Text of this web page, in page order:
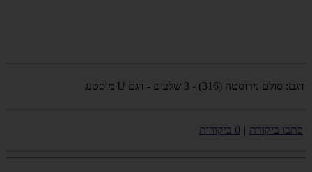
דגם: סולם נירוסטה (316) - 3 שלבים - דגם U מוסטנג
כתבו ביקורת | 0 ביקורות